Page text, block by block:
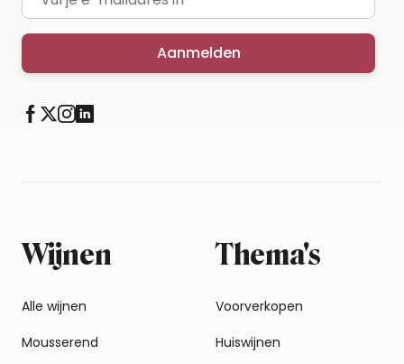
Aanmelden
Wijnen
Alle wijnen
Mousserend
Thema's
Voorverkopen
Huiswijnen